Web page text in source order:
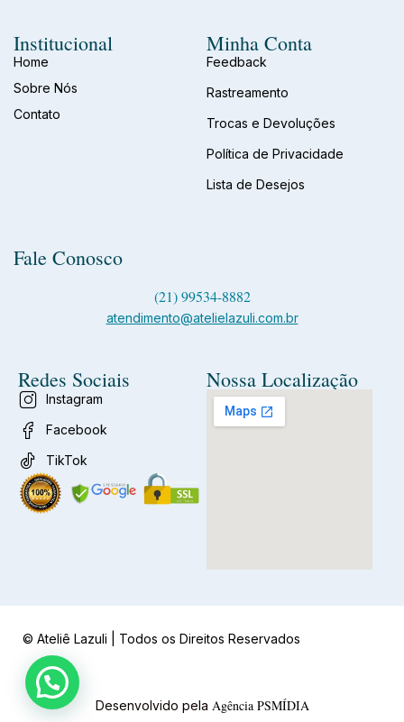
Institucional
Home
Sobre Nós
Contato
Minha Conta
Feedback
Rastreamento
Trocas e Devoluções
Política de Privacidade
Lista de Desejos
Fale Conosco
(21) 99534-8882
atendimento@atelielazuli.com.br
Redes Sociais
Instagram
Facebook
TikTok
Nossa Localização
© Ateliê Lazuli | Todos os Direitos Reservados
Desenvolvido pela Agência PSMÍDIA